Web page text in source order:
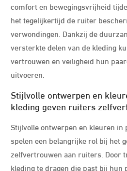
comfort en bewegingsvrijheid
het tegelijkertijd de ruiter
verwondingen. Dankzij de
versterkte delen van de kleding
vertrouwen en veiligheid hun
uitvoeren.
Stijlvolle ontwerpen en
kleding geven ruiters
Stijlvolle ontwerpen en kleuren
spelen een belangrijke rol bij het
zelfvertrouwen aan ruiters. Door
kleding te dragen die past bij hun